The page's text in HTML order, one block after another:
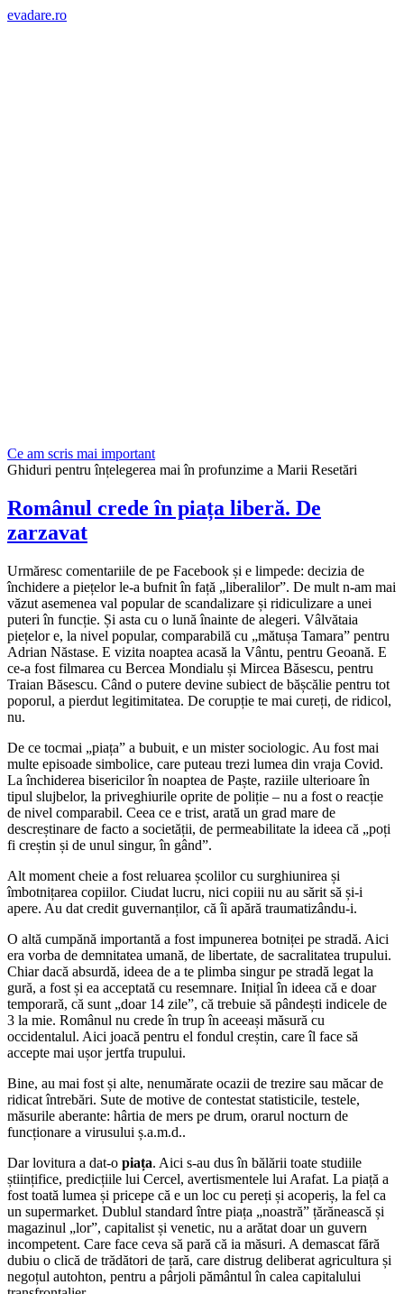
evadare.ro
Ce am scris mai important
Ghiduri pentru înțelegerea mai în profunzime a Marii Resetări
Românul crede în piața liberă. De
zarzavat
Urmăresc comentariile de pe Facebook și e limpede: decizia de
închidere a piețelor le-a bufnit în față „liberalilor”. De mult n-am mai
văzut asemenea val popular de scandalizare și ridiculizare a unei
puteri în funcție. Și asta cu o lună înainte de alegeri. Vâlvătaia
piețelor e, la nivel popular, comparabilă cu „mătușa Tamara” pentru
Adrian Năstase. E vizita noaptea acasă la Vântu, pentru Geoană. E
ce-a fost filmarea cu Bercea Mondialu și Mircea Băsescu, pentru
Traian Băsescu. Când o putere devine subiect de bășcălie pentru tot
poporul, a pierdut legitimitatea. De corupție te mai cureți, de ridicol,
nu.
De ce tocmai „piața” a bubuit, e un mister sociologic. Au fost mai
multe episoade simbolice, care puteau trezi lumea din vraja Covid.
La închiderea bisericilor în noaptea de Paște, raziile ulterioare în
tipul slujbelor, la priveghiurile oprite de poliție – nu a fost o reacție
de nivel comparabil. Ceea ce e trist, arată un grad mare de
descreștinare de facto a societății, de permeabilitate la ideea că „poți
fi creștin și de unul singur, în gând”.
Alt moment cheie a fost reluarea școlilor cu surghiunirea și
îmbotnițarea copiilor. Ciudat lucru, nici copiii nu au sărit să și-i
apere. Au dat credit guvernanților, că îi apără traumatizându-i.
O altă cumpănă importantă a fost impunerea botniței pe stradă. Aici
era vorba de demnitatea umană, de libertate, de sacralitatea trupului.
Chiar dacă absurdă, ideea de a te plimba singur pe stradă legat la
gură, a fost și ea acceptată cu resemnare. Inițial în ideea că e doar
temporară, că sunt „doar 14 zile”, că trebuie să pândești indicele de
3 la mie. Românul nu crede în trup în aceeași măsură cu
occidentalul. Aici joacă pentru el fondul creștin, care îl face să
accepte mai ușor jertfa trupului.
Bine, au mai fost și alte, nenumărate ocazii de trezire sau măcar de
ridicat întrebări. Sute de motive de contestat statisticile, testele,
măsurile aberante: hârtia de mers pe drum, orarul nocturn de
funcționare a virusului ș.a.m.d..
Dar lovitura a dat-o piața. Aici s-au dus în bălării toate studiile
științifice, predicțiile lui Cercel, avertismentele lui Arafat. La piață a
fost toată lumea și pricepe că e un loc cu pereți și acoperiș, la fel ca
un supermarket. Dublul standard între piața „noastră” țărănească și
magazinul „lor”, capitalist și venetic, nu a arătat doar un guvern
incompetent. Care face ceva să pară că ia măsuri. A demascat fără
dubiu o clică de trădători de țară, care distrug deliberat agricultura și
negoțul autohton, pentru a pârjoli pământul în calea capitalului